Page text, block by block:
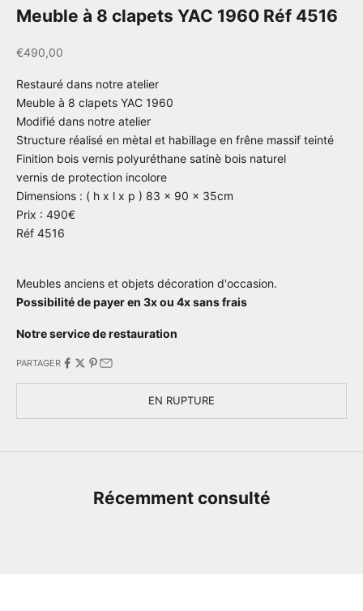
Meuble à 8 clapets YAC 1960 Réf 4516
Prix de vente
€490,00
Restauré dans notre atelier
Meuble à 8 clapets YAC 1960
Modifié dans notre atelier
Structure réalisé en mètal et habillage en frêne massif teinté
Finition bois vernis polyuréthane satinè bois naturel
vernis de protection incolore
Dimensions : ( h x l x p ) 83 x 90 x 35cm
Prix : 490€
Réf 4516
Meubles anciens et objets décoration d'occasion.
Possibilité de payer en 3x ou 4x sans frais
Notre service de restauration
PARTAGER
EN RUPTURE
Récemment consulté